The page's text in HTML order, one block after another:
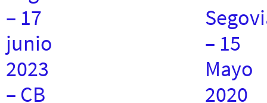
– 17
junio
2023
– CB
– 15
Mayo
2020